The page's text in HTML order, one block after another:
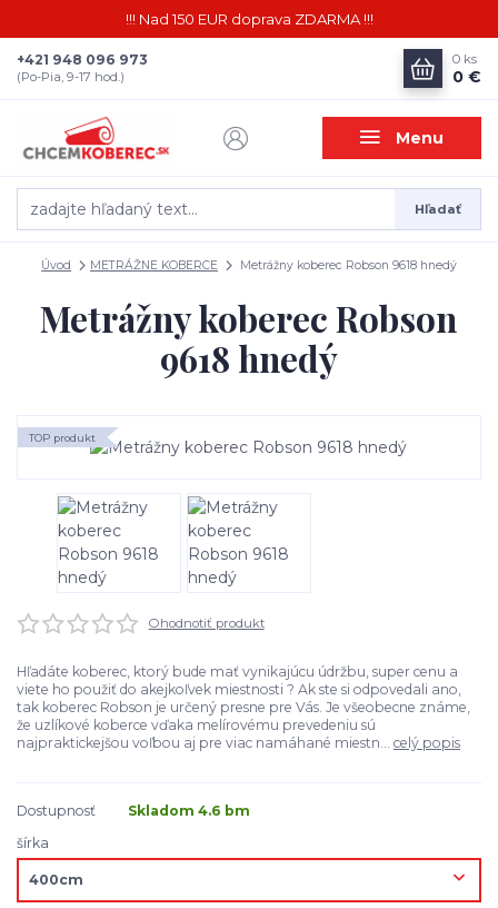
!!! Nad 150 EUR doprava ZDARMA !!!
Menu
Hľadať
+421 948 096 973
(Po-Pia, 9-17 hod.)
0 ks
0 €
Úvod METRÁŽNE KOBERCE Metrážny koberec Robson 9618 hnedý
Metrážny koberec Robson
9618 hnedý
TOP produkt
Ohodnotiť produkt
Hľadáte koberec, ktorý bude mať vynikajúcu údržbu, super cenu a
viete ho použiť do akejkoľvek miestnosti ? Ak ste si odpovedali ano,
tak koberec Robson je určený presne pre Vás. Je všeobecne známe,
že uzlíkové koberce vďaka melírovému prevedeniu sú
najpraktickejšou voľbou aj pre viac namáhané miestn... celý popis
Dostupnosť
Skladom 4.6 bm
šírka